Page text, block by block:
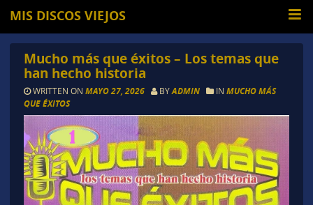
MIS DISCOS VIEJOS
Mucho más que éxitos – Los temas que
han hecho historia
WRITTEN ON MAYO 27, 2026 BYADMIN IN MUCHO MÁS
QUE ÉXITOS